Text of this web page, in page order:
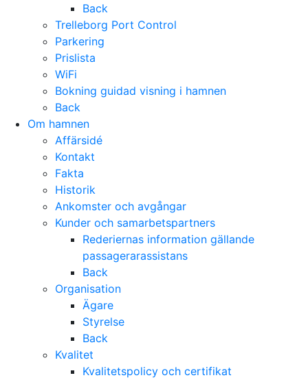
Back
Trelleborg Port Control
Parkering
Prislista
WiFi
Bokning guidad visning i hamnen
Back
Om hamnen
Affärsidé
Kontakt
Fakta
Historik
Ankomster och avgångar
Kunder och samarbetspartners
Rederiernas information gällande
passagerarassistans
Back
Organisation
Ägare
Styrelse
Back
Kvalitet
Kvalitetspolicy och certifikat